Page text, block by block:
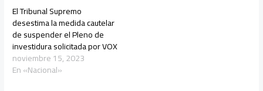
El Tribunal Supremo
desestima la medida cautelar
de suspender el Pleno de
investidura solicitada por VOX
noviembre 15, 2023
En «Nacional»